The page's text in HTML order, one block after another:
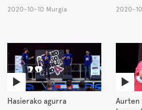
2020-10-10 Murgia 2020-
Hasierako agurra
Aurten